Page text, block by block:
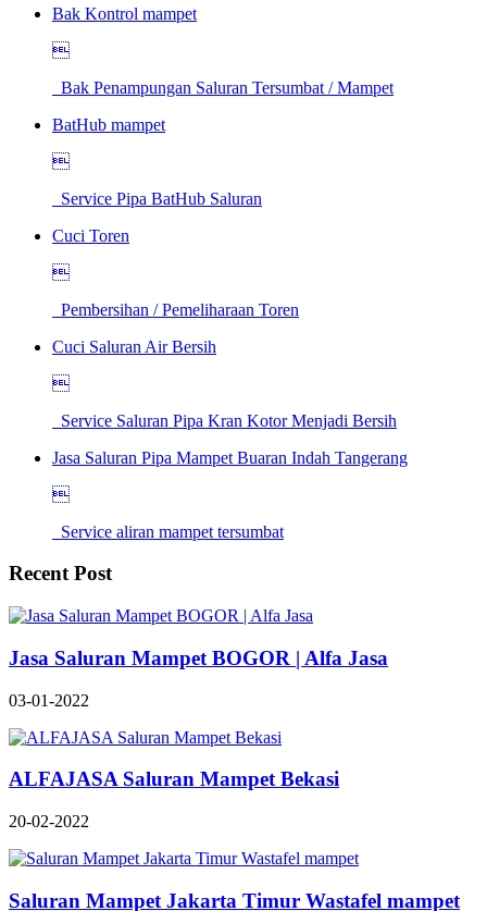
Bak Kontrol mampet

Bak Penampungan Saluran Tersumbat / Mampet
BatHub mampet

Service Pipa BatHub Saluran
Cuci Toren

Pembersihan / Pemeliharaan Toren
Cuci Saluran Air Bersih

Service Saluran Pipa Kran Kotor Menjadi Bersih
Jasa Saluran Pipa Mampet Buaran Indah Tangerang

Service aliran mampet tersumbat
Recent Post
Jasa Saluran Mampet BOGOR | Alfa Jasa
03-01-2022
ALFAJASA Saluran Mampet Bekasi
20-02-2022
Saluran Mampet Jakarta Timur Wastafel mampet